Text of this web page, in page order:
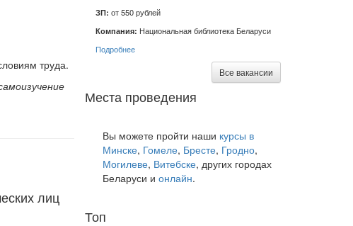
труда.
лиц
ЗП: от 550 рублей
Компания: Национальная библиотека Беларуси
Подробнее
Все вакансии
Места проведения
Вы можете пройти наши курсы в
Минске, Гомеле, Бресте, Гродно,
Могилеве, Витебске, других городах
Беларуси и онлайн.
Топ